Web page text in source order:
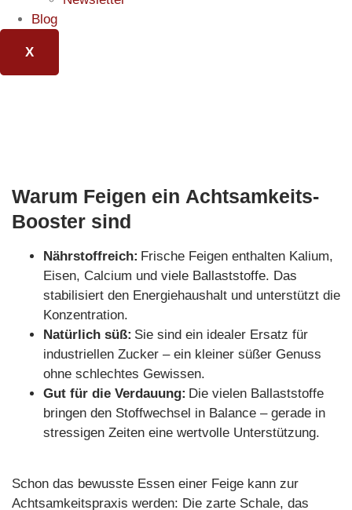
Blog
X
Warum Feigen ein Achtsamkeits-
Booster sind
Nährstoffreich: Frische Feigen enthalten Kalium,
Eisen, Calcium und viele Ballaststoffe. Das
stabilisiert den Energiehaushalt und unterstützt die
Konzentration.
Natürlich süß: Sie sind ein idealer Ersatz für
industriellen Zucker – ein kleiner süßer Genuss
ohne schlechtes Gewissen.
Gut für die Verdauung: Die vielen Ballaststoffe
bringen den Stoffwechsel in Balance – gerade in
stressigen Zeiten eine wertvolle Unterstützung.
Schon das bewusste Essen einer Feige kann zur
Achtsamkeitspraxis werden: Die zarte Schale, das